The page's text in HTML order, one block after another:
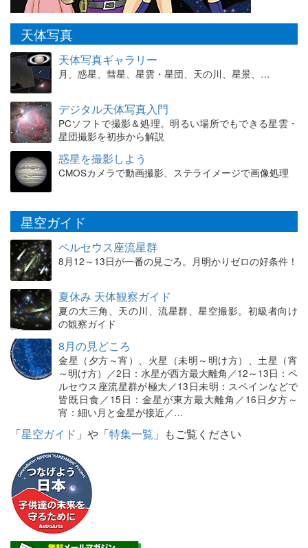
天体写真
天体写真ギャラリー
月、惑星、彗星、星雲・星団、天の川、星景、…
デジタル天体写真入門
PCソフトで撮影＆処理。明るい場所でもできる星雲・
星団撮影を初歩から解説
惑星を撮影しよう
CMOSカメラで動画撮影、ステライメージで画像処理
星空ガイド
ペルセウス座流星群
8月12～13日が一番の見ごろ。月明かりゼロの好条件！
夏休み 天体観察ガイド
夏の大三角、天の川、流星群、星空撮影。初級者向け
の観察ガイド
8月の見どころ
金星（夕方～宵）、火星（未明～明け方）、土星（宵
～明け方）／2日：水星が西方最大離角／12～13日：ペ
ルセウス座流星群が極大／13日未明：スペインなどで
皆既日食／15日：金星が東方最大離角／16日夕方～
宵：細い月と金星が接近／…
「星空ガイド 」や「特集一覧 」もご覧ください